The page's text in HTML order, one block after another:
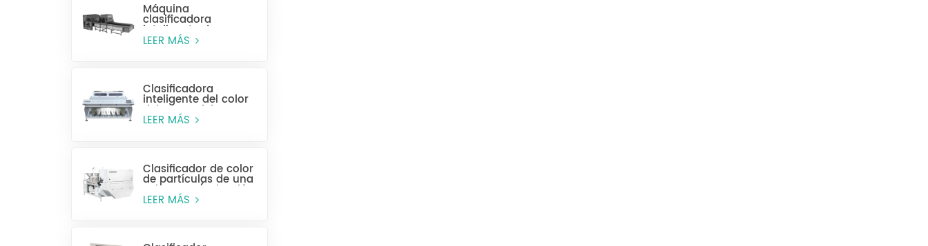
Máquina
clasificadora
inteligente de
plástico para
LEER MÁS
Clasificadora
inteligente del color
del grano del CCD
MG448
LEER MÁS
Clasificador de color
de partículas de una
sola capa (selección
húmeda)
LEER MÁS